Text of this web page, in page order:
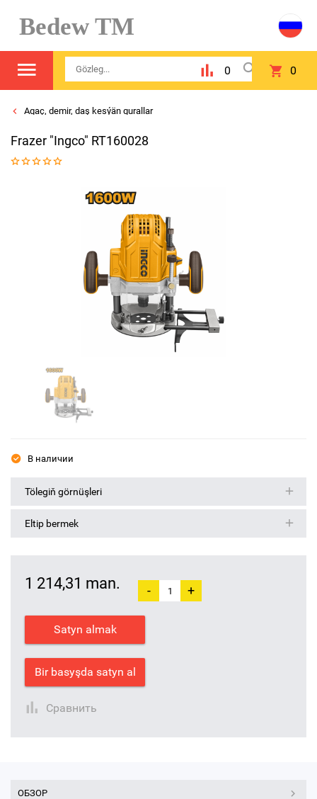
Bedew TM
0 0
Agaç, demir, daş kesýän gurallar
Frazer "Ingco" RT160028
В наличии
Tölegiň görnüşleri
Eltip bermek
1 214,31 man. - +
Satyn almak
Bir basyşda satyn al
Сравнить
ОБЗОР